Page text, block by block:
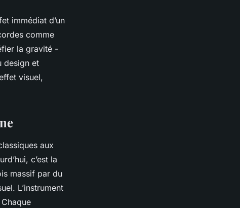
immédiat d’un
comme
la gravité -
design et
visuel,
aux
c’est la
massif par du
L’instrument